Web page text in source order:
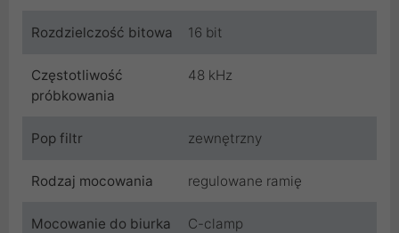
Rozdzielczość bitowa 16 bit
Częstotliwość
próbkowania
48 kHz
Pop filtr zewnętrzny
Rodzaj mocowania regulowane ramię
Mocowanie do biurka C-clamp